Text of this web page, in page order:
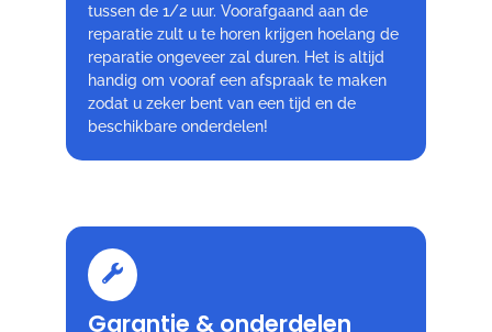
tussen de 1/2 uur. Voorafgaand aan de
reparatie zult u te horen krijgen hoelang de
reparatie ongeveer zal duren. Het is altijd
handig om vooraf een afspraak te maken
zodat u zeker bent van een tijd en de
beschikbare onderdelen!
Garantie & onderdelen